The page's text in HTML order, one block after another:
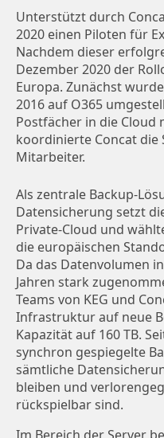
Unterstützt durch
2020 einen Piloten für
Nachdem dieser
Dezember 2020 der
Europa. Zunächst
2016 auf O365
Postfächer in die Cloud
koordinierte Concat die
Mitarbeiter.
Als zentrale Backup-
Datensicherung setzt
Private-Cloud und
die europäischen
Da das Datenvolumen
Jahren stark
Teams von KEG und
Infrastruktur auf neue
Kapazität auf 160 TB.
synchron gespiegelte
sämtliche
bleiben und
rückspielbar sind.